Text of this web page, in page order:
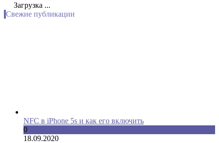
Загрузка ...
Свежие публикации
NFC в iPhone 5s и как его включить
0
18.09.2020